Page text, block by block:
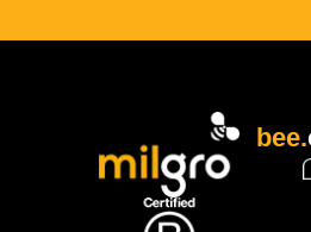
bee.